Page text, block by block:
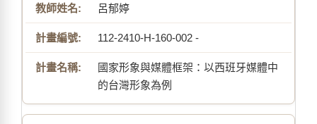
呂郁婷
112-2410-H-160-002 -
國家形象與媒體框架：以西班牙媒體中
的台灣形象為例